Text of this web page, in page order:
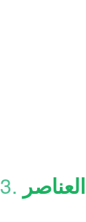
3.